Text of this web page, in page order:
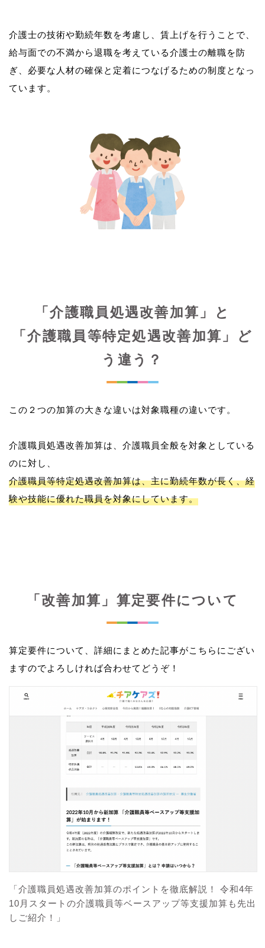
介護士の技術や勤続年数を考慮し、賃上げを行うことで、
給与面での不満から退職を考えている介護士の離職を防
ぎ、必要な人材の確保と定着につなげるための制度となっ
ています。
「介護職員処遇改善加算」と
「介護職員等特定処遇改善加算」ど
う違う？
この２つの加算の大きな違いは対象職種の違いです。
介護職員処遇改善加算は、介護職員全般を対象としている
介護職員等特定処遇改善加算は、主に勤続年数が長く、経
験や技能に優れた職員を対象にしています。
「改善加算」算定要件について
算定要件について、詳細にまとめた記事がこちらにござい
ますのでよろしければ合わせてどうぞ！
「介護職員処遇改善加算のポイントを徹底解説！ 令和4年
10月スタートの介護職員等ベースアップ等支援加算も先出
しご紹介！」